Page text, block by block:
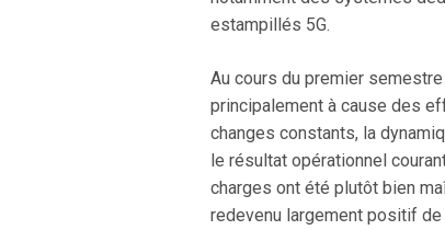
estampillés 5G.
Au cours du premier
principalement à cause des
changes constants, la
le résultat opérationnel
charges ont été plutôt bien
redevenu largement positif de